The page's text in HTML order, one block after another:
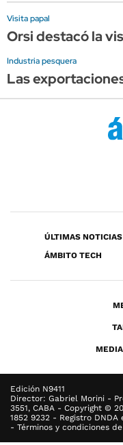
Visita papal
Orsi destacó la
Industria pesquera
Las
ÚLTIMAS NOTICIAS
ÁMBITO TECH
Edición N9411
Director: Gabriel Morini -
3551, CABA - Copyright ©
1852 9232 - Registro
- Términos y condiciones